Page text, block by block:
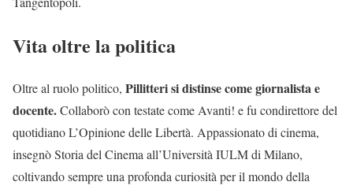
Vita oltre la politica
Oltre al ruolo politico, Pillitteri si distinse come giornalista e
docente.Collaborò con testate come Avanti! e fu condirettore del
quotidiano L’Opinione delle Libertà. Appassionato di cinema,
insegnò Storia del Cinema all’Università IULM di Milano,
coltivando sempre una profonda curiosità per il mondo della